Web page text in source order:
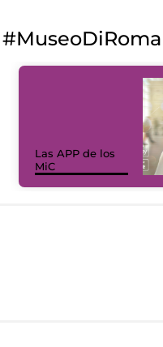
#MuseoDiRoma
Las APP de los
MiC